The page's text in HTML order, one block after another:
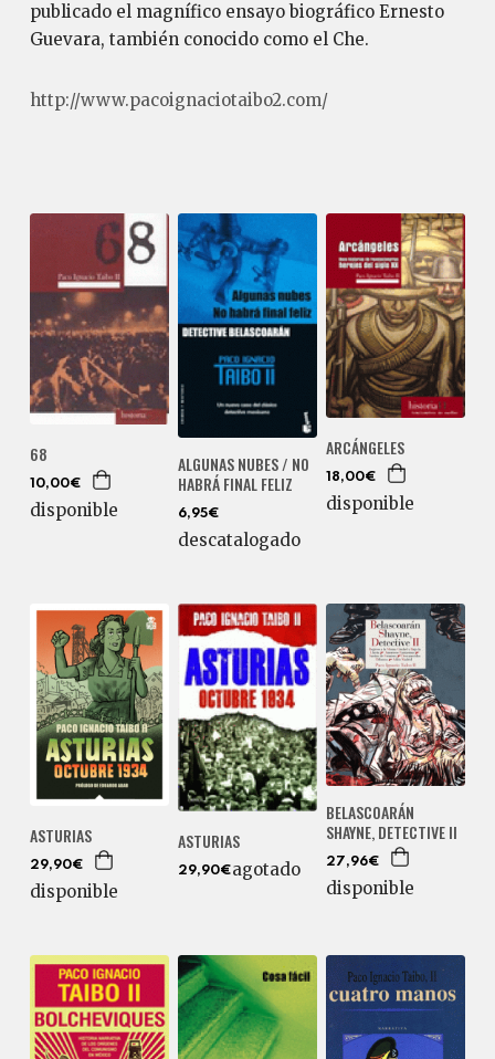
publicado el magnífico ensayo biográfico Ernesto
Guevara, también conocido como el Che.
http://www.pacoignaciotaibo2.com/
68
10,00€
disponible
ALGUNAS NUBES / NO
HABRÁ FINAL FELIZ
6,95€
descatalogado
ARCÁNGELES
18,00€
disponible
ASTURIAS
29,90€
disponible
ASTURIAS
29,90€agotado
BELASCOARÁN
SHAYNE, DETECTIVE II
27,96€
disponible